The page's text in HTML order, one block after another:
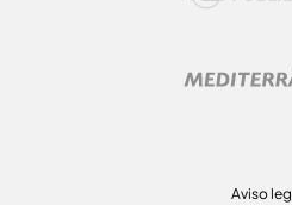
Aviso